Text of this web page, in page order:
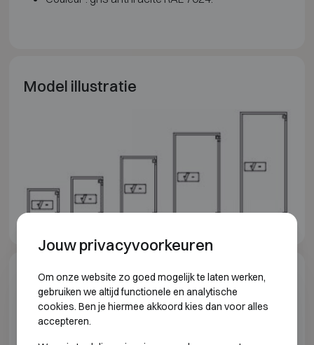
Model illustratie
Model specificaties
INBRAAKWEREND KLASSE 1 BRANDWEREND
Jouw privacyvoorkeuren
Om onze website zo goed mogelijk te laten werken,
gebruiken we altijd functionele en analytische
cookies. Ben je hiermee akkoord kies dan voor alles
accepteren.